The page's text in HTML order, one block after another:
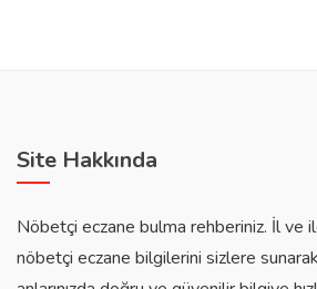
Site Hakkında
Nöbetçi eczane bulma rehberiniz. İl ve
nöbetçi eczane bilgilerini sizlere